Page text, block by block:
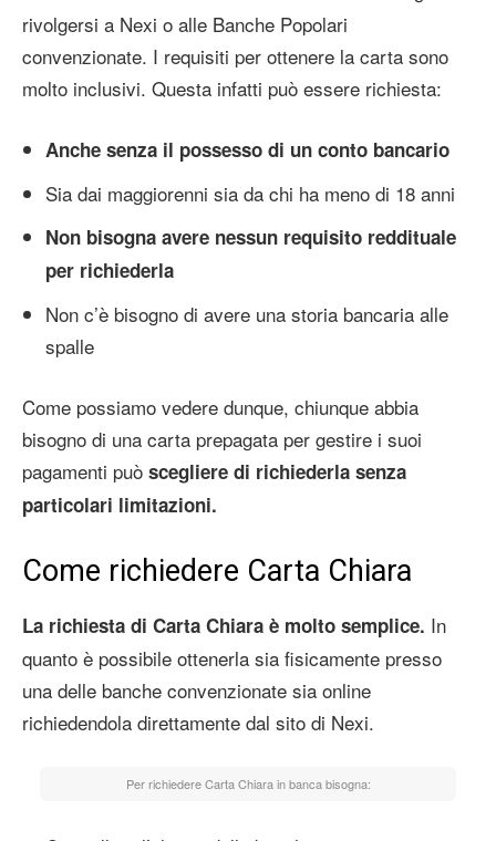
rivolgersi a Nexi o alle Banche Popolari
convenzionate. I requisiti per ottenere la carta sono
molto inclusivi. Questa infatti può essere richiesta:
Anche senza il possesso di un conto bancario
Sia dai maggiorenni sia da chi ha meno di 18 anni
Non bisogna avere nessun requisito reddituale
per richiederla
Non c’è bisogno di avere una storia bancaria alle
spalle
Come possiamo vedere dunque, chiunque abbia
bisogno di una carta prepagata per gestire i suoi
pagamenti può scegliere di richiederla senza
particolari limitazioni.
Come richiedere Carta Chiara
La richiesta di Carta Chiara è molto semplice. In
quanto è possibile ottenerla sia fisicamente presso
una delle banche convenzionate sia online
richiedendola direttamente dal sito di Nexi.
Per richiedere Carta Chiara in banca bisogna: